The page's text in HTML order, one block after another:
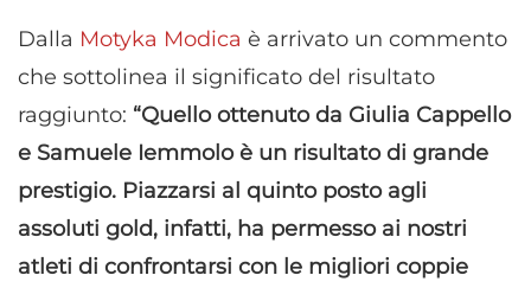
Dalla Motyka Modica è arrivato un commento
che sottolinea il significato del risultato
raggiunto: “Quello ottenuto da Giulia Cappello
e Samuele Iemmolo è un risultato di grande
prestigio. Piazzarsi al quinto posto agli
assoluti gold, infatti, ha permesso ai nostri
atleti di confrontarsi con le migliori coppie